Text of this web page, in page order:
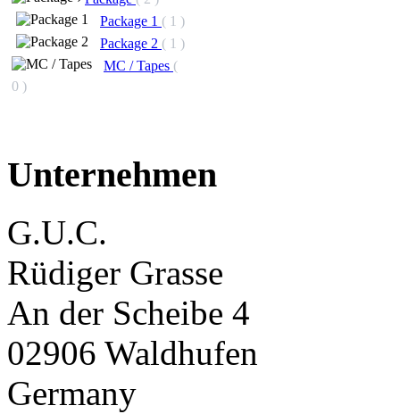
Package 1 ( 1 )
Package 2 ( 1 )
MC / Tapes (
0 )
Unternehmen
G.U.C.
Rüdiger Grasse
An der Scheibe 4
02906 Waldhufen
Germany